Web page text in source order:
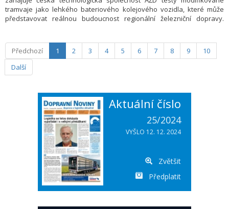
tramvaje jako lehkého bateriového kolejového vozidla, které může
představovat reálnou budoucnost regionální železniční dopravy.
spolehlivě, bezpečně a efektivně zajišťovat dopravu na železniční
infrastruktuře.
Předchozí 1 2 3 4 5 6 7 8 9
10
Další
Aktuální číslo
25/2024
VYŠLO 12. 12. 2024
Zvětšit
Předplatit